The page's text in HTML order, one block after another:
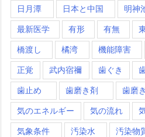
日月潭 日本と中国 明神
最新医学 有形 有無
橋渡し 橘湾 機能障害
正覚 武内宿禰 歯ぐき
歯止め 歯磨き剤 歯磨
気のエネルギー 気の流れ
気象条件 汚染水 汚染物